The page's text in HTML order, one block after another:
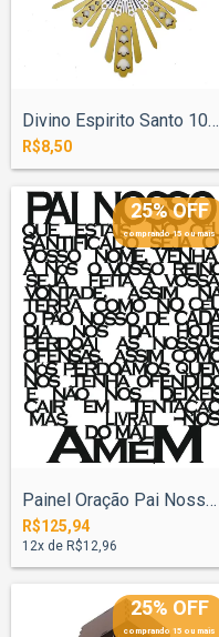
Divino Espirito Santo 10cm N°3 - Pintado
R$8,50
25% OFF
comprando 15 ou mais
Painel Oração Pai Nosso 80x100cm - Pinta...
R$125,94
12x de R$12,96
25% OFF
comprando 15 ou mais